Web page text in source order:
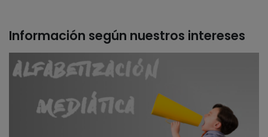
Información según nuestros intereses